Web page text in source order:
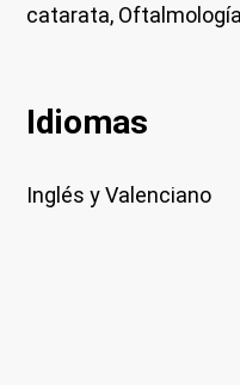
catarata,
Idiomas
Inglés y Valenciano